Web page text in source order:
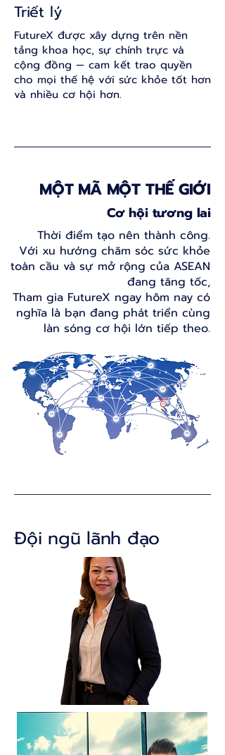
Triết lý
FutureX được xây dựng trên nền
tảng khoa học, sự chính trực và
cộng đồng — cam kết trao quyền
cho mọi thế hệ với sức khỏe tốt hơn
và nhiều cơ hội hơn.
MỘT MÃ MỘT THẾ GIỚI
Cơ hội tương lai
Thời điểm tạo nên thành công.
Với xu hướng chăm sóc sức khỏe
toàn cầu và sự mở rộng của ASEAN
đang tăng tốc,
Tham gia FutureX ngay hôm nay có
nghĩa là bạn đang phát triển cùng
làn sóng cơ hội lớn tiếp theo.
Đội ngũ lãnh đạo